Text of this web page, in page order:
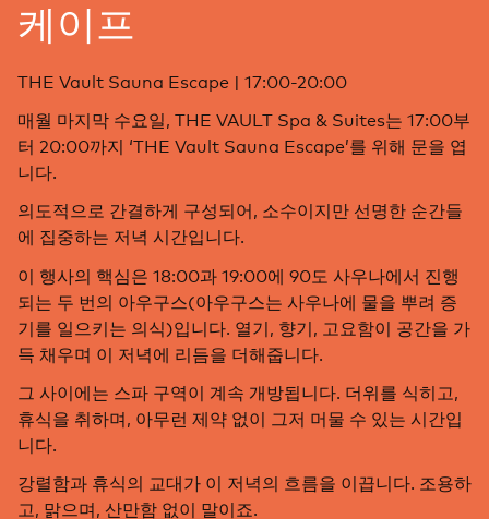
케이프
THE Vault Sauna Escape | 17:00-20:00
매월 마지막 수요일, THE VAULT Spa & Suites는 17:00부
터 20:00까지 ‘THE Vault Sauna Escape’를 위해 문을 엽
니다.
의도적으로 간결하게 구성되어, 소수이지만 선명한 순간들
에 집중하는 저녁 시간입니다.
이 행사의 핵심은 18:00과 19:00에 90도 사우나에서 진행
되는 두 번의 아우구스(아우구스는 사우나에 물을 뿌려 증
기를 일으키는 의식)입니다. 열기, 향기, 고요함이 공간을 가
득 채우며 이 저녁에 리듬을 더해줍니다.
그 사이에는 스파 구역이 계속 개방됩니다. 더위를 식히고,
휴식을 취하며, 아무런 제약 없이 그저 머물 수 있는 시간입
니다.
강렬함과 휴식의 교대가 이 저녁의 흐름을 이끕니다. 조용하
고, 맑으며, 산만함 없이 말이죠.